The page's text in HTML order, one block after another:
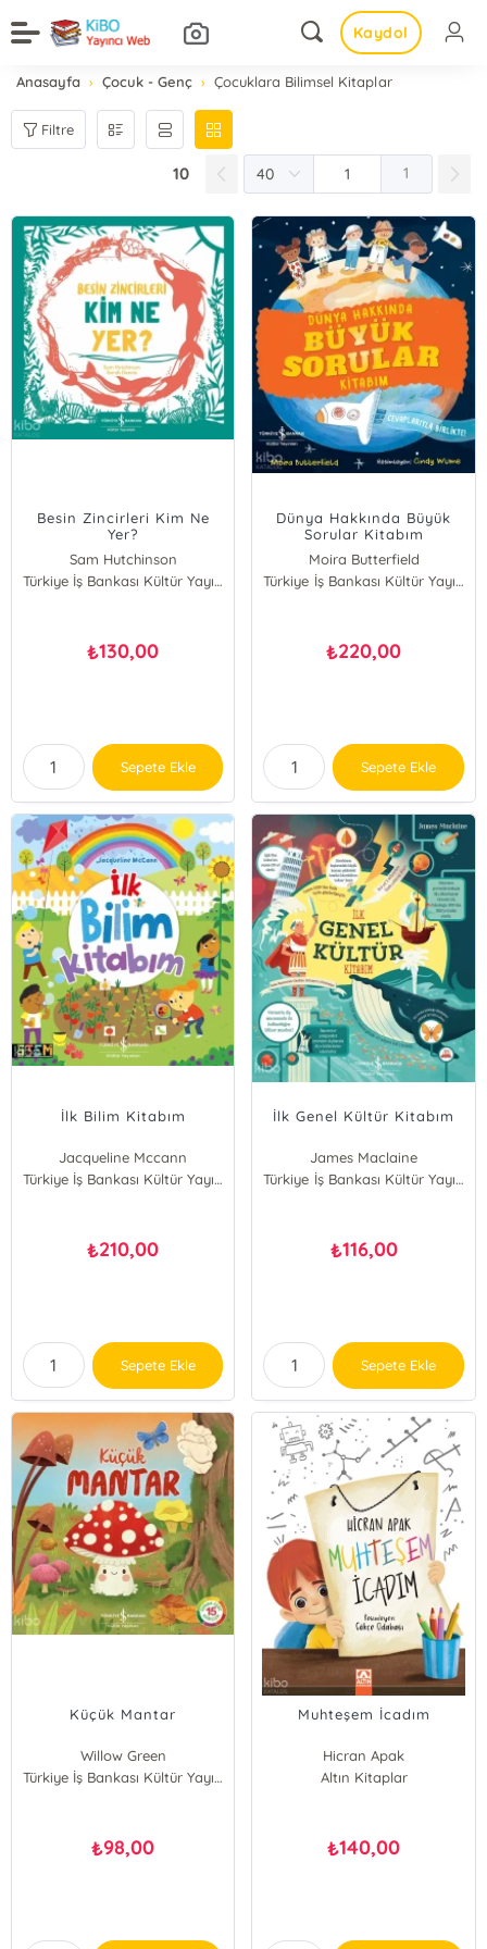
Kaydol
Anasayfa Çocuk - Genç Çocuklara Bilimsel Kitaplar
Filtre
10 1
Besin Zincirleri Kim Ne
Yer?
Sam Hutchinson
Türkiye İş Bankası Kültür Yayınları
₺130,00
Sepete Ekle
Dünya Hakkında Büyük
Sorular Kitabım
Moira Butterfield
Türkiye İş Bankası Kültür Yayınları
₺220,00
Sepete Ekle
İlk Bilim Kitabım
Jacqueline Mccann
Türkiye İş Bankası Kültür Yayınları
₺210,00
Sepete Ekle
İlk Genel Kültür Kitabım
James Maclaine
Türkiye İş Bankası Kültür Yayınları
₺116,00
Sepete Ekle
Küçük Mantar
Willow Green
Türkiye İş Bankası Kültür Yayınları
₺98,00
Muhteşem İcadım
Hicran Apak
Altın Kitaplar
₺140,00